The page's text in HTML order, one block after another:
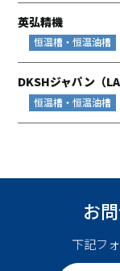
英弘精機
恒温槽・恒温油槽
DKSHジャパン（
恒温槽・恒温油槽
お
下記フ